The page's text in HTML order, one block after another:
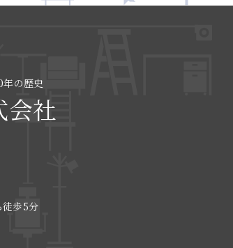
の歴史
会社
歩5分